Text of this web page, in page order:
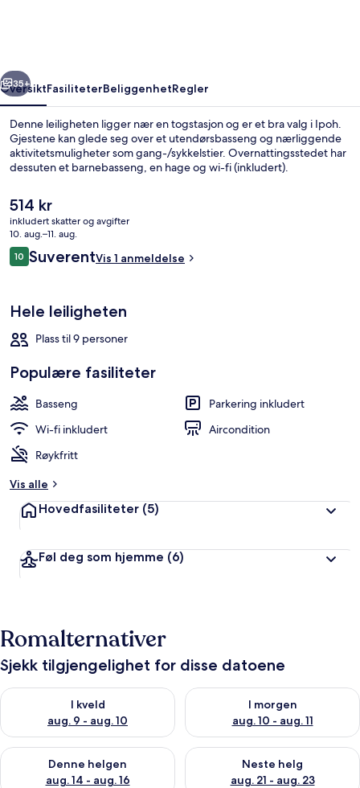
Utendørsbasseng
Neste
35+
OversiktFasiliteterBeliggenhetRegler
Denne leiligheten ligger nær en togstasjon og er et bra valg i Ipoh.
Gjestene kan glede seg over et utendørsbasseng og nærliggende
aktivitetsmuligheter som gang-/sykkelstier. Overnattingsstedet har
dessuten et barnebasseng, en hage og wi-fi (inkludert).
Den
nåværende
prisen
er
514 kr
514 kr
inkludert skatter og avgifter
10. aug.–11. aug.
Anmeldelser
1010 av 10 –
SuverentVis 1 anmeldelse
Hele leiligheten
Plass til 9 personer
Populære fasiliteter
Basseng
Parkering inkludert
Wi-fi inkludert
Aircondition
Røykfritt
Vis alle
Hovedfasiliteter (5)
Føl deg som hjemme (6)
Romalternativer
Sjekk tilgjengelighet for disse datoene
I kveld
aug. 9 - aug. 10
Sjekk tilgjengelighet for i kveld, aug. 9 - aug. 10
I morgen
aug. 10 - aug. 11
Sjekk tilgjengelighet for i
Denne helgen
aug. 14 - aug. 16
Sjekk tilgjengelighet for denne helgen, aug. 14 - aug. 16
Neste helg
aug. 21 - aug. 23
Sjekk tilgjengelighet for